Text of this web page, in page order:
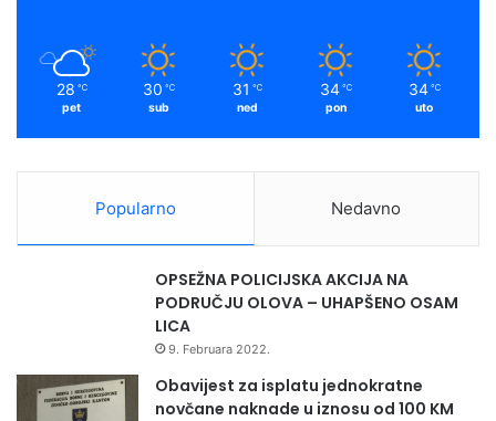
28 ℃
pet
30 ℃
sub
31 ℃
ned
34 ℃
pon
34 ℃
uto
Popularno Nedavno
OPSEŽNA POLICIJSKA AKCIJA NA
PODRUČJU OLOVA – UHAPŠENO OSAM
LICA
9. Februara 2022.
Obavijest za isplatu jednokratne
novčane naknade u iznosu od 100 KM